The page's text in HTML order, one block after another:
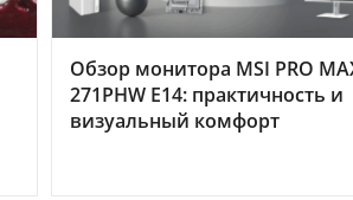
Обзор монитора MSI PRO
271PHW E14: практичность и
визуальный комфорт